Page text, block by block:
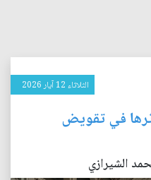
الثلاثاء 12 آيار 2026
في تقويض
الشيرازي